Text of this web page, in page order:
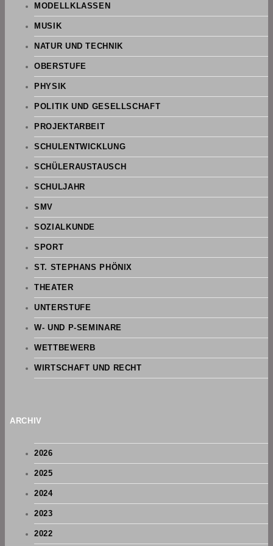
MODELLKLASSEN
MUSIK
NATUR UND TECHNIK
OBERSTUFE
PHYSIK
POLITIK UND GESELLSCHAFT
PROJEKTARBEIT
SCHULENTWICKLUNG
SCHÜLERAUSTAUSCH
SCHULJAHR
SMV
SOZIALKUNDE
SPORT
ST. STEPHANS PHÖNIX
THEATER
UNTERSTUFE
W- UND P-SEMINARE
WETTBEWERB
WIRTSCHAFT UND RECHT
ARCHIV
2026
2025
2024
2023
2022